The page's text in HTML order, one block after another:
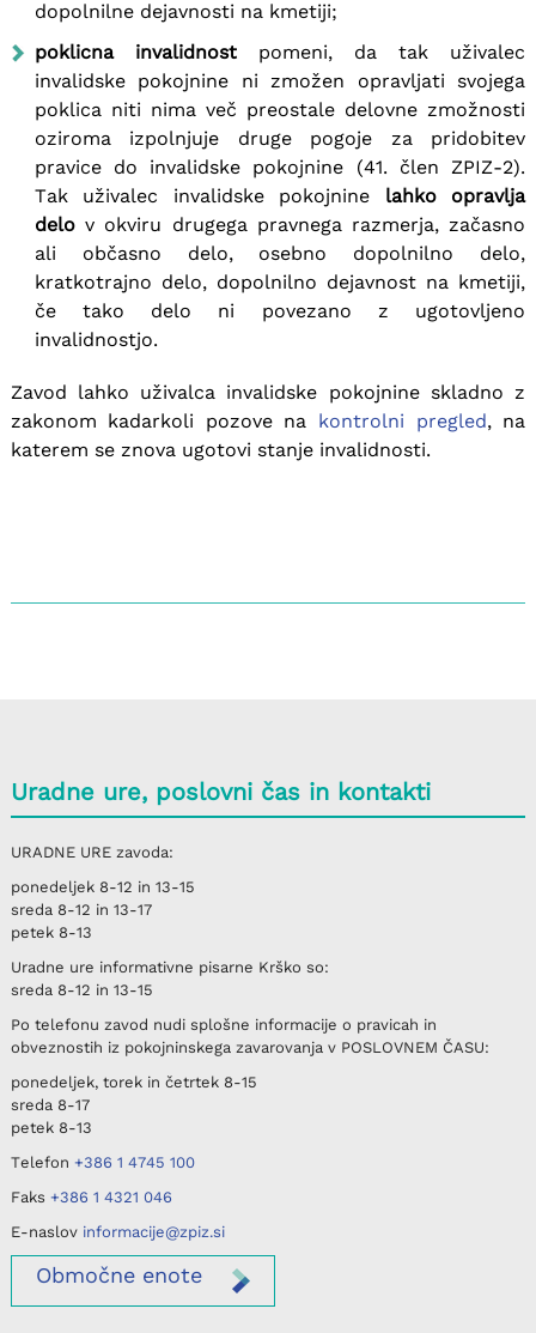
dopolnilne dejavnosti na kmetiji;
poklicna invalidnost pomeni, da tak uživalec
invalidske pokojnine ni zmožen opravljati svojega
poklica niti nima več preostale delovne zmožnosti
oziroma izpolnjuje druge pogoje za pridobitev
pravice do invalidske pokojnine (41. člen ZPIZ-2).
Tak uživalec invalidske pokojnine lahko opravlja
delov okviru drugega pravnega razmerja, začasno
ali občasno delo, osebno dopolnilno delo,
kratkotrajno delo, dopolnilno dejavnost na kmetiji,
če tako delo ni povezano z ugotovljeno
invalidnostjo.
Zavod lahko uživalca invalidske pokojnine skladno z
zakonom kadarkoli pozove na kontrolni pregled, na
katerem se znova ugotovi stanje invalidnosti.
Uradne ure, poslovni čas in kontakti
URADNE UREzavoda:
ponedeljek8-12 in 13-15
sreda 8-12 in 13-17
petek8-13
Uradne ure informativne pisarne Krško so:
sreda 8-12 in 13-15
Po telefonu zavod nudi splošne informacije o pravicah in
obveznostih iz pokojninskega zavarovanja v POSLOVNEM ČASU:
ponedeljek, torek in četrtek8-15
sreda 8-17
petek8-13
Telefon +386 1 4745 100
Faks +386 1 4321 046
E-naslov informacije@zpiz.si
Območneenote